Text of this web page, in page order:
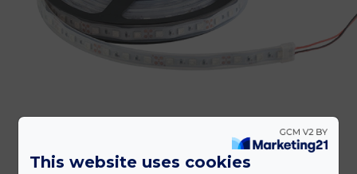
This website uses cookies